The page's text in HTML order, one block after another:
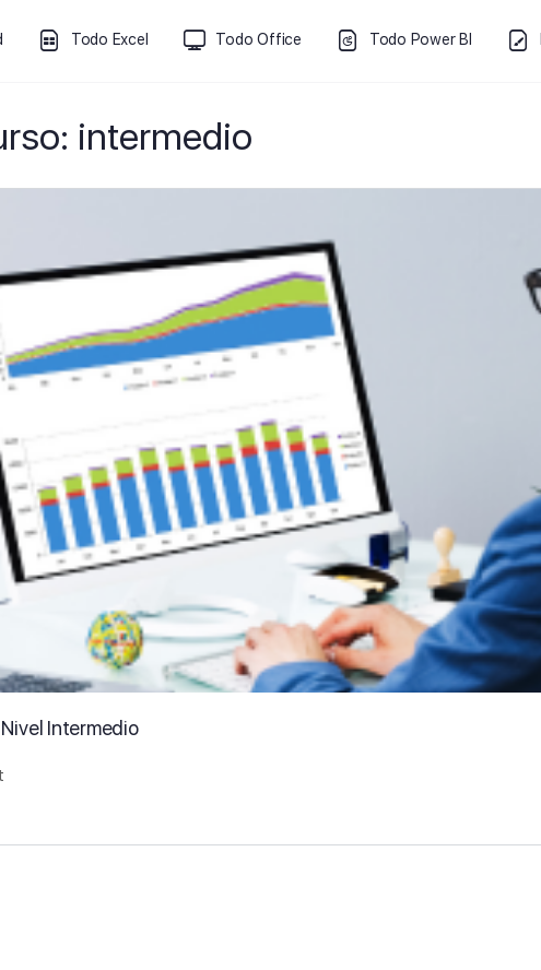
Todo Excel Todo Office Todo Power BI
intermedio
Intermedio